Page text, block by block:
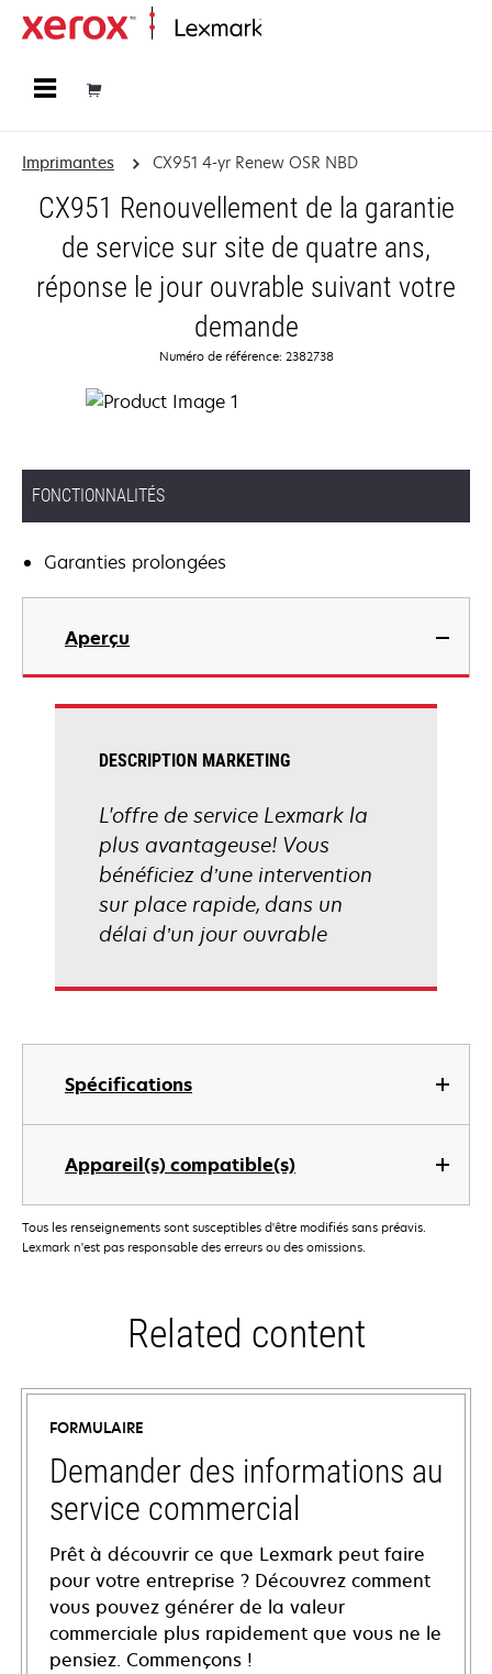
Imprimantes CX951 4-yr Renew OSR NBD
CX951 Renouvellement de la garantie
de service sur site de quatre ans,
réponse le jour ouvrable suivant votre
demande
Numéro de référence: 2382738
FONCTIONNALITÉS
Garanties prolongées
Aperçu
Spécifications
Appareil(s) compatible(s)
DESCRIPTION MARKETING
L'offre de service Lexmark la
plus avantageuse! Vous
bénéficiez d’une intervention
sur place rapide, dans un
délai d’un jour ouvrable
Tous les renseignements sont susceptibles d'être modifiés sans préavis.
Lexmark n'est pas responsable des erreurs ou des omissions.
Related content
FORMULAIRE
Demander des informations au
service commercial
Prêt à découvrir ce que Lexmark peut faire
pour votre entreprise ? Découvrez comment
vous pouvez générer de la valeur
commerciale plus rapidement que vous ne le
pensiez. Commençons !